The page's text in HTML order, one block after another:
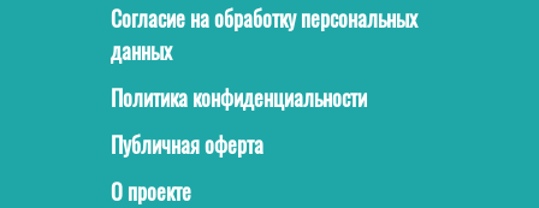
Согласие на обработку персональных
данных
Политика конфиденциальности
Публичная оферта
О проекте